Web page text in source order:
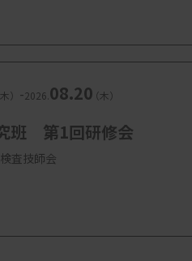
） -2026. 08.20（木）
班 第1回研修会
査技師会